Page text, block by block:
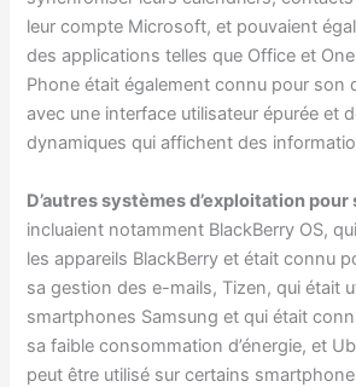
leur compte Microsoft, et pouvaient
des applications telles que Office et
Phone était également connu pour son
avec une interface utilisateur épurée et
dynamiques qui affichent des
D’autres systèmes d’exploitation
incluaient notamment BlackBerry OS,
les appareils BlackBerry et était connu
sa gestion des e-mails, Tizen, qui était
smartphones Samsung et qui était
sa faible consommation d’énergie, et
peut être utilisé sur certains